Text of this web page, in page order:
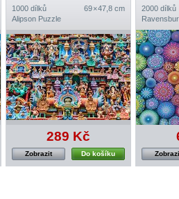
1000 dílků
69 × 47,8 cm
Alipson Puzzle
289 Kč
Do košíku
Zobrazit
2000 dílků